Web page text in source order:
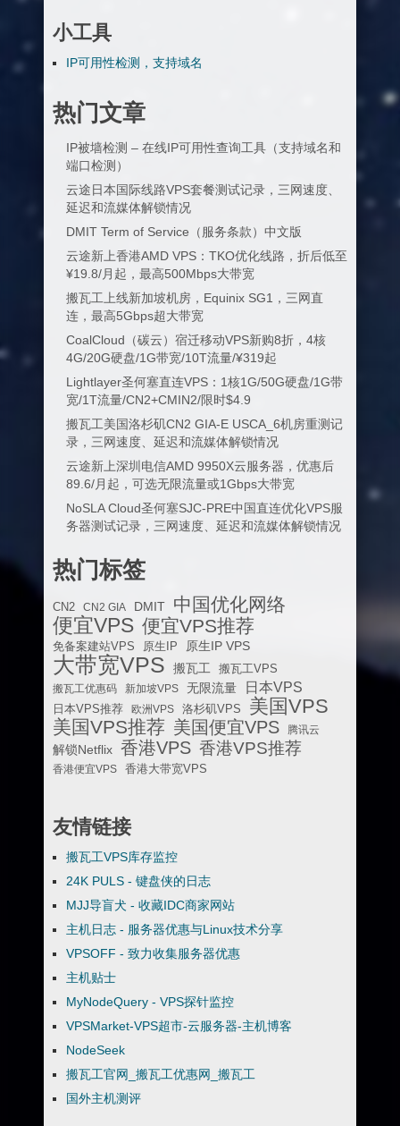
小工具
IP可用性检测，支持域名
热门文章
IP被墙检测 – 在线IP可用性查询工具（支持域名和
端口检测）
云途日本国际线路VPS套餐测试记录，三网速度、
延迟和流媒体解锁情况
DMIT Term of Service（服务条款）中文版
云途新上香港AMD VPS：TKO优化线路，折后低至
¥19.8/月起，最高500Mbps大带宽
搬瓦工上线新加坡机房，Equinix SG1，三网直
连，最高5Gbps超大带宽
CoalCloud（碳云）宿迁移动VPS新购8折，4核
4G/20G硬盘/1G带宽/10T流量/¥319起
Lightlayer圣何塞直连VPS：1核1G/50G硬盘/1G带
宽/1T流量/CN2+CMIN2/限时$4.9
搬瓦工美国洛杉矶CN2 GIA-E USCA_6机房重测记
录，三网速度、延迟和流媒体解锁情况
云途新上深圳电信AMD 9950X云服务器，优惠后
89.6/月起，可选无限流量或1Gbps大带宽
NoSLA Cloud圣何塞SJC-PRE中国直连优化VPS服
务器测试记录，三网速度、延迟和流媒体解锁情况
热门标签
CN2 CN2 GIA DMIT 中国优化网络
便宜VPS 便宜VPS推荐
免备案建站VPS 原生IP 原生IP VPS
大带宽VPS 搬瓦工
搬瓦工VPS
搬瓦工优惠码
新加坡VPS 无限流量 日本VPS
日本VPS推荐 欧洲VPS 洛杉矶VPS 美国VPS
美国VPS推荐 美国便宜VPS 腾讯云
解锁Netflix 香港VPS 香港VPS推荐
香港便宜VPS 香港大带宽VPS
友情链接
搬瓦工VPS库存监控
24K PULS - 键盘侠的日志
MJJ导盲犬 - 收藏IDC商家网站
主机日志 - 服务器优惠与Linux技术分享
VPSOFF - 致力收集服务器优惠
主机贴士
MyNodeQuery - VPS探针监控
VPSMarket-VPS超市-云服务器-主机博客
NodeSeek
搬瓦工官网_搬瓦工优惠网_搬瓦工
国外主机测评